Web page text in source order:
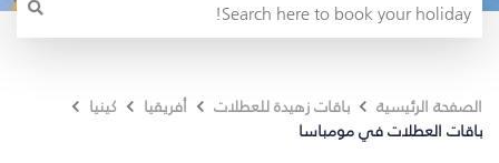
الصفحة الرئيسية باقات زهيدة للعطلات أفريقيا
كينيا
باقات العطلات في مومباسا